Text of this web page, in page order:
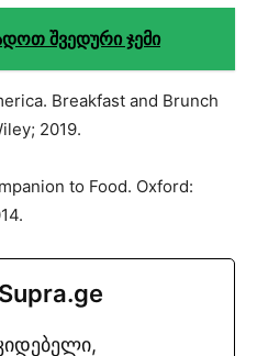
შვედური ჯემი
Breakfast and Brunch
2019.
to Food. Oxford: